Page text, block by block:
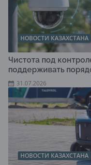
НОВОСТИ КАЗАХСТАНА
Чистота под
поддерживать
31.07.2026
НОВОСТИ КАЗАХСТАНА